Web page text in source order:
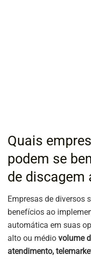
Quais
podem se
de discagem
Empresas de diversos
benefícios ao
automática em suas
alto ou médio volume
atendimento,